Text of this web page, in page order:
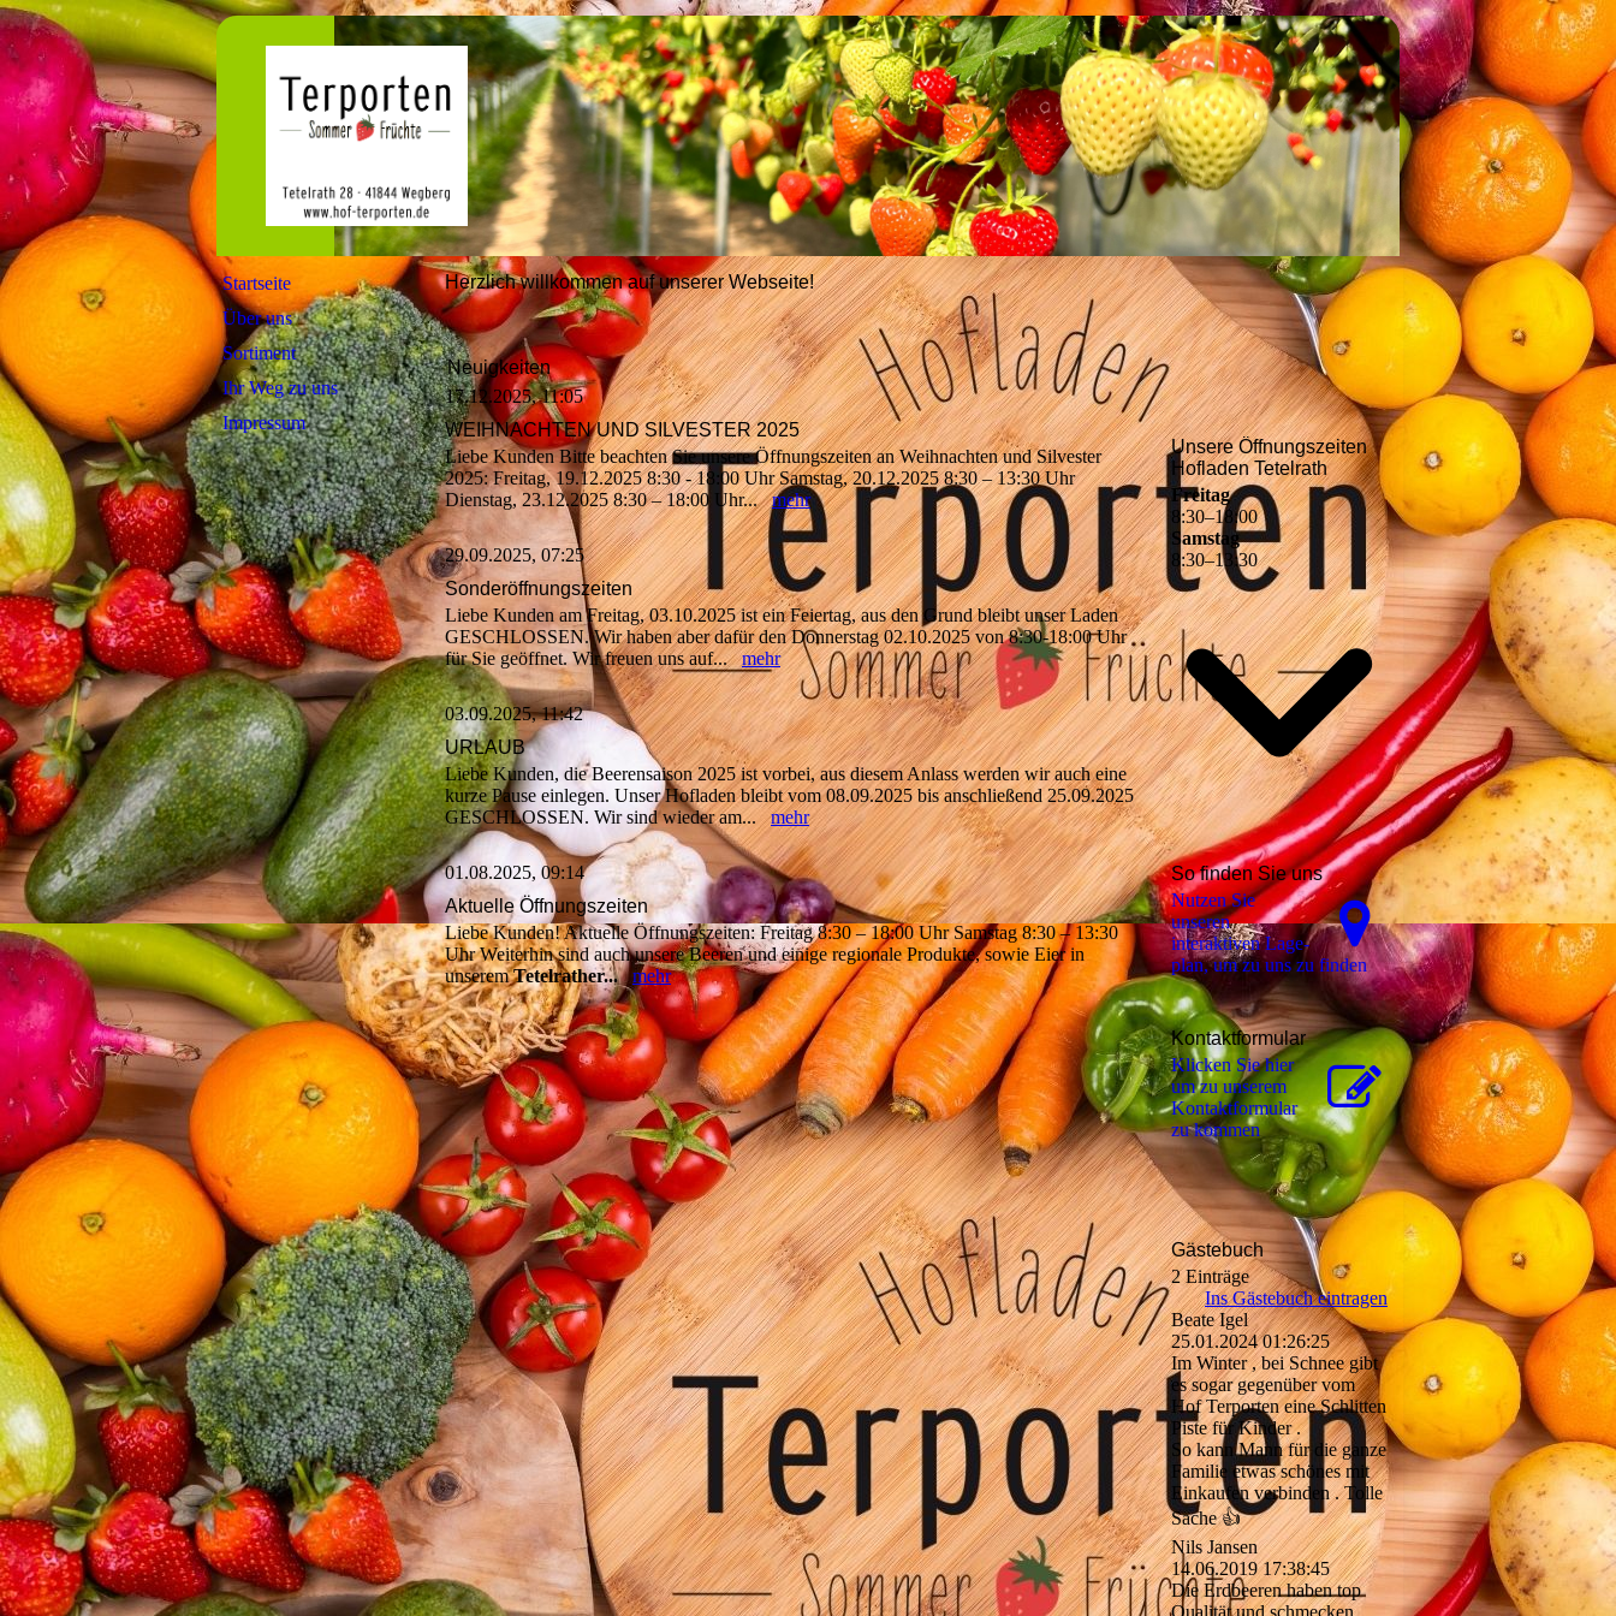
Startseite
Über uns
Sortiment
Ihr Weg zu uns
Impressum
Herzlich willkommen auf unserer Webseite!
Neuigkeiten
17.12.2025, 11:05
WEIHNACHTEN UND SILVESTER 2025
Liebe Kunden Bitte beachten Sie unsere Öffnungszeiten an Weihnachten und Silvester
2025: Freitag, 19.12.2025 8:30 - 18:00 Uhr Samstag, 20.12.2025 8:30 – 13:30 Uhr
Dienstag, 23.12.2025 8:30 – 18:00 Uhr...mehr
29.09.2025, 07:25
Sonderöffnungszeiten
Liebe Kunden am Freitag, 03.10.2025 ist ein Feiertag, aus den Grund bleibt unser Laden
GESCHLOSSEN. Wir haben aber dafür den Donnerstag 02.10.2025 von 8:30-18:00 Uhr
für Sie geöffnet. Wir freuen uns auf...mehr
03.09.2025, 11:42
URLAUB
Liebe Kunden, die Beerensaison 2025 ist vorbei, aus diesem Anlass werden wir auch eine
kurze Pause einlegen. Unser Hofladen bleibt vom 08.09.2025 bis anschließend 25.09.2025
GESCHLOSSEN. Wir sind wieder am...mehr
01.08.2025, 09:14
Aktuelle Öffnungszeiten
Liebe Kunden! Aktuelle Öffnungszeiten: Freitag 8:30 – 18:00 Uhr Samstag 8:30 – 13:30
Uhr Weiterhin sind auch unsere Beeren und einige regionale Produkte, sowie Eier in
unseremTetelrather... mehr
Unsere Öffnungszeiten
Hofladen Tetelrath
Freitag
8:30–18:00
Samstag
8:30–13:30
So finden Sie uns
Nutzen Sie
unseren
interaktiven La­ge­
plan, um zu uns zu finden
Kontaktformular
Klicken Sie hier
um zu unserem
Kon­takt­for­mu­lar
zu kommen
Gästebuch
2 Einträge
Ins Gästebuch eintragen
Beate Igel
25.01.2024 01:26:25
Im Winter , bei Schnee gibt
es sogar gegenüber vom
Hof Terporten eine Schlitten
Piste für Kinder .
So kann Mann für die ganze
Familie etwas schönes mit
Einkaufen verbinden . Tolle
Sache 👍
Nils Jansen
14.06.2019 17:38:45
Die Erdbeeren haben top
Qualität und schmecken